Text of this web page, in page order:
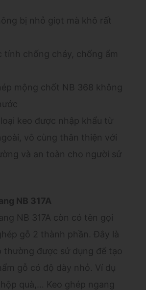
bị nhỏ giọt mà khô rất
tính chống cháy, chống ẩm
mộng chốt NB 368 không
keo được nhập khẩu từ
vô cùng thân thiện với
và an toàn cho người sử
NB 317A
NB 317A còn có tên gọi
gỗ 2 thành phần. Đây là
thường được sử dụng để tạo
gỗ có độ dày nhỏ. Ví dụ
quà,… Keo ghép ngang